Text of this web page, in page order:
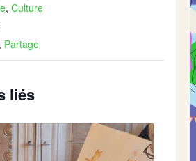
,Culture
, Partage
liés